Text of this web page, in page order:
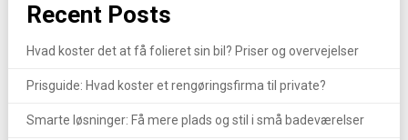
Recent Posts
Hvad koster det at få folieret sin bil? Priser og overvejelser
Prisguide: Hvad koster et rengøringsfirma til private?
Smarte løsninger: Få mere plads og stil i små badeværelser